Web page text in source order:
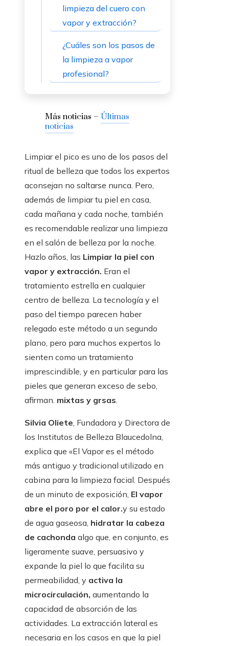
limpieza del cuero con
vapor y extracción?
¿Cuáles son los pasos de
la limpieza a vapor
profesional?
Más noticias – Últimas
noticias
Limpiar el pico es uno de los pasos del
ritual de belleza que todos los expertos
aconsejan no saltarse nunca. Pero,
además de limpiar tu piel en casa,
cada mañana y cada noche, también
es recomendable realizar una limpieza
en el salón de belleza por la noche.
Hazlo años, las Limpiar la piel con
vapor y extracción. Eran el
tratamiento estrella en cualquier
centro de belleza. La tecnología y el
paso del tiempo parecen haber
relegado este método a un segundo
plano, pero para muchos expertos lo
sienten como un tratamiento
imprescindible, y en particular para las
pieles que generan exceso de sebo,
afirman. mixtas y grsas.
Silvia Oliete, Fundadora y Directora de
los Institutos de Belleza Blaucedolna,
explica que «El Vapor es el método
más antiguo y tradicional utilizado en
cabina para la limpieza facial. Después
de un minuto de exposición, El vapor
abre el poro por el calor.y su estado
de agua gaseosa, hidratar la cabeza
de cachonda algo que, en conjunto, es
ligeramente suave, persuasivo y
expande la piel lo que facilita su
permeabilidad, y activa la
microcirculación, aumentando la
capacidad de absorción de las
actividades. La extracción lateral es
necesaria en los casos en que la piel